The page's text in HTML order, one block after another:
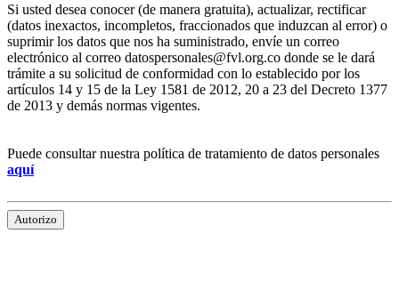
Si usted desea conocer (de manera gratuita), actualizar, rectificar
(datos inexactos, incompletos, fraccionados que induzcan al error) o
suprimir los datos que nos ha suministrado, envíe un correo
electrónico al correo datospersonales@fvl.org.co donde se le dará
trámite a su solicitud de conformidad con lo establecido por los
artículos 14 y 15 de la Ley 1581 de 2012, 20 a 23 del Decreto 1377
de 2013 y demás normas vigentes.
Puede consultar nuestra política de tratamiento de datos personales
aquí
Autorizo